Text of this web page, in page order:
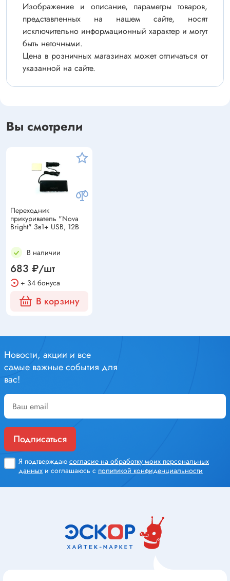
Изображение и описание, параметры товаров,
представленных на нашем сайте, носят
исключительно информационный характер и могут
быть неточными.
Цена в розничных магазинах может отличаться от
указанной на сайте.
Вы смотрели
Переходник
прикуриватель "Nova
Bright" 3в1+ USB, 12В
В наличии
683 ₽/шт
+ 34 бонуса
В корзину
Новости, акции и все
самые важные события для
вас!
Подписаться
Я подтверждаю согласие на обработку моих персональных
данных и соглашаюсь с политикой конфиденциальности